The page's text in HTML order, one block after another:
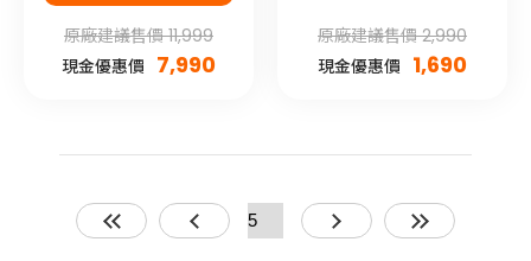
原廠建議售價 11,999
現金優惠價 7,990
原廠建議售價 2,990
現金優惠價 1,690